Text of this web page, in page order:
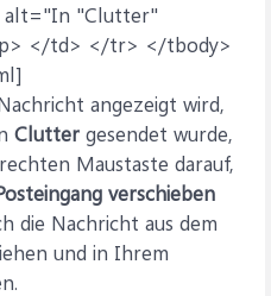
alt="In "Clutter"
</td> </tr> </tbody>
angezeigt wird,
Clutter gesendet wurde,
Maustaste darauf,
verschieben
die Nachricht aus dem
und in Ihrem